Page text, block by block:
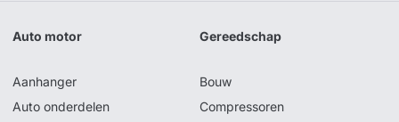
Auto motor
Aanhanger
Auto onderdelen
Gereedschap
Bouw
Compressoren